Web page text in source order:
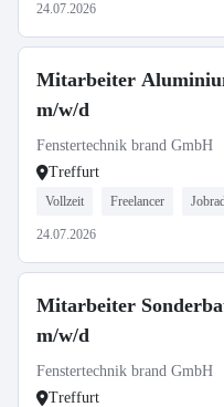
24.07.2026
Mitarbeiter
m/w/d
Fenstertechnik brand GmbH
Treffurt
Vollzeit Freelancer
24.07.2026
Mitarbeiter
m/w/d
Fenstertechnik brand GmbH
Treffurt